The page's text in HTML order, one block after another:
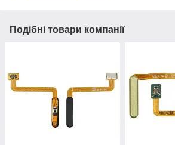
Подібні товари компанії